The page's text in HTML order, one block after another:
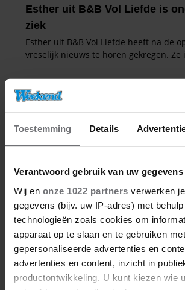
Toestemming Details
Verantwoord gebruik van uw gegevens
Wij en onze 1022 partners verwerken
gegevens (bijv. uw IP-adres) met
technologieën zoals cookies om
apparaat op te slaan en te gebruiken
gepersonaliseerde advertenties en
advertenties en content, inzicht in
productontwikkeling. U kunt kiezen wie